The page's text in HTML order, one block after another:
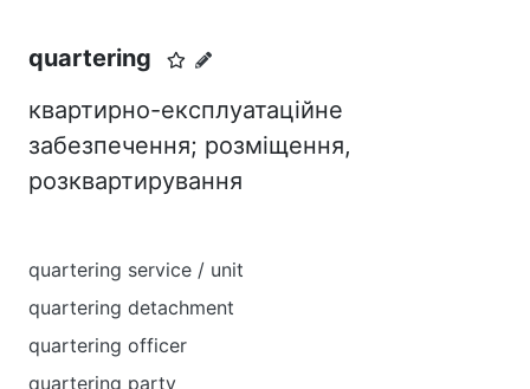
quartering
квартирно-експлуатаційне
забезпечення; розміщення,
розквартирування
quartering service / unit
quartering detachment
quartering officer
quartering party